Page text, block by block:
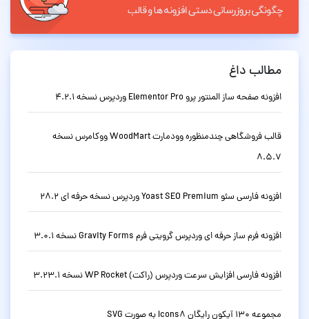
مطالب داغ
افزونه صفحه ساز المنتور پرو Elementor Pro وردپرس نسخه 4.2.1
قالب فروشگاهی چندمنظوره وودمارت WoodMart ووکامرس نسخه
8.5.7
افزونه فارسی سئو Yoast SEO Premium وردپرس نسخه حرفه ای 28.2
افزونه فرم ساز حرفه ای وردپرس گرویتی فرم Gravity Forms نسخه 3.0.1
افزونه فارسی افزایش سرعت وردپرس (راکت) WP Rocket نسخه 3.23.1
مجموعه 130 آیکون رایگان Icons8 به صورت SVG